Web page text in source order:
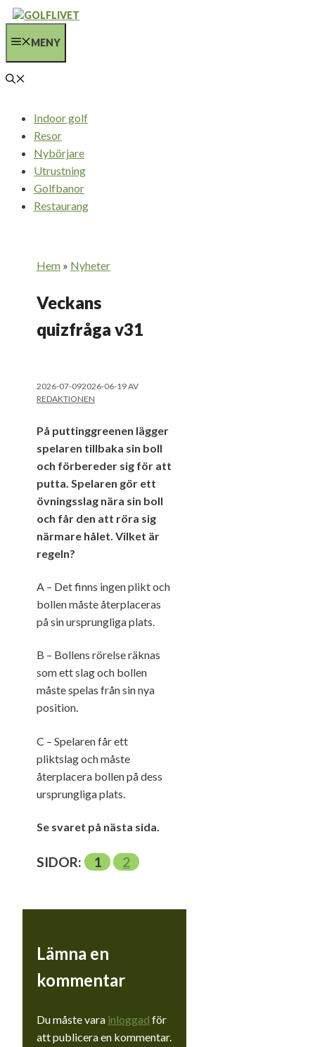
Hoppa
innehållMENY
Indoor golf
Resor
Nybörjare
Utrustning
Golfbanor
Restaurang
Hem » Nyheter
Veckans
quizfråga v31
2026-07-092026-06-19AV
REDAKTIONEN
På puttinggreenen lägger
spelaren tillbaka sin boll
och förbereder sig för att
putta. Spelaren gör ett
övningsslag nära sin boll
och får den att röra sig
närmare hålet. Vilket är
regeln?
A – Det finns ingen plikt och
bollen måste återplaceras
på sin ursprungliga plats.
B – Bollens rörelse räknas
som ett slag och bollen
måste spelas från sin nya
position.
C – Spelaren får ett
pliktslag och måste
återplacera bollen på dess
ursprungliga plats.
Se svaret på nästa sida.
SIDOR: 1 2
Lämna en
kommentar
Du måste vara inloggad för
att publicera en kommentar.